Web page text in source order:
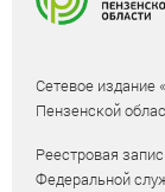
Сетевое издание
Пензенской
Реестровая
Федеральной